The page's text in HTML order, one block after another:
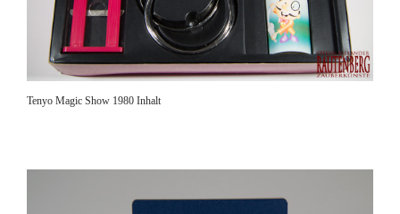
Tenyo Magic Show 1980 Inhalt